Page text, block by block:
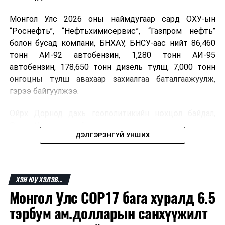
Монгол Улс 2026 оны наймдугаар сард ОХУ-ын
“Роснефть”, “Нефтьхимисервис”, “Газпром нефть”
болон бусад компани, БНХАУ, БНСУ-аас нийт 86,460
тонн АИ-92 автобензин, 1,280 тонн АИ-95
автобензин, 178,650 тонн дизель түлш, 7,000 тонн
онгоцны түлш авахаар захиалгаа баталгаажуулж,
гэрээ байгуулжээ.
Орос, Украины дайнаас шалтгаалсан газрын тосны
үнийн өсөлт дэлхийн зах зээлд буураагүй байна.
дахин өсөж, ОХУ болон бусад эх үүсвэрээс худалдан
авах шатахууны үнэ 1,200-2,000 ам.долларт хүрчээ.
Иймд дотоодын зах зээл дэх үнийн өсөлтийг
сааруулахын тулд гаалийн болон онцгой албан
татварыг тэглэх шаардлага үүссэнийг салбарын сайд
ДЭЛГЭРЭНГҮЙ УНШИХ
ХЭН ЮУ ХЭЛЭВ...
Монгол Улс COP17 бага хуралд 6.5
тэрбум ам.долларын санхүүжилт